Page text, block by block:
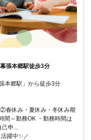
張本郷駅徒歩3分
本郷駅」から徒歩3分
春休み・夏休み・冬休み期
間～勤務OK ・勤務時間は
申...
躍中✨／